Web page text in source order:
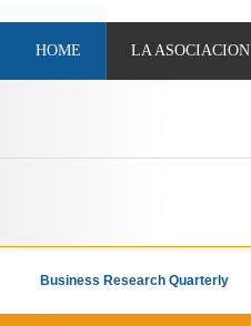
HOME LA ASOCIACION
Business Research Quarterly